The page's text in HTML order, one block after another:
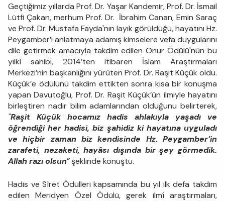
Geçtiğimiz yıllarda Prof. Dr. Yaşar Kandemir, Prof. Dr. İsmail
Lütfi Çakan, merhum Prof. Dr. İbrahim Canan, Emin Saraç
ve Prof. Dr. Mustafa Fayda'nın layık görüldüğü, hayatını Hz.
Peygamber’i anlatmaya adamış kimselere vefa duygularını
dile getirmek amacıyla takdim edilen Onur Ödülü'nün bu
yılki sahibi, 2014’ten itibaren İslam Araştırmaları
Merkezi’nin başkanlığını yürüten Prof. Dr. Raşit Küçük oldu.
Küçük’e ödülünü takdim ettikten sonra kısa bir konuşma
yapan Davutoğlu, Prof. Dr. Raşit Küçük’ün ilmiyle hayatını
birleştiren nadir bilim adamlarından olduğunu belirterek,
"Raşit Küçük hocamız hadis ahlakıyla yaşadı ve
öğrendiği her hadisi, biz şahidiz ki hayatına uyguladı
ve hiçbir zaman biz kendisinde Hz. Peygamber’in
zarafeti, nezaketi, hayâsı dışında bir şey görmedik.
Allah razı olsun"şeklinde konuştu.
Hadis ve Sîret Ödülleri kapsamında bu yıl ilk defa takdim
edilen Meridyen Özel Ödülü, gerek ilmî araştırmaları,